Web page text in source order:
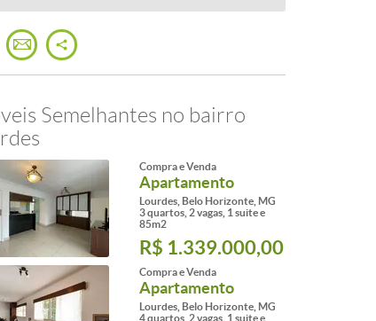
Semelhantes no bairro
Compra e Venda
Apartamento
Lourdes, Belo Horizonte, MG
3 quartos, 2 vagas, 1 suite e
85m2
R$ 1.339.000,00
Compra e Venda
Apartamento
Lourdes, Belo Horizonte, MG
4 quartos, 2 vagas, 1 suite e